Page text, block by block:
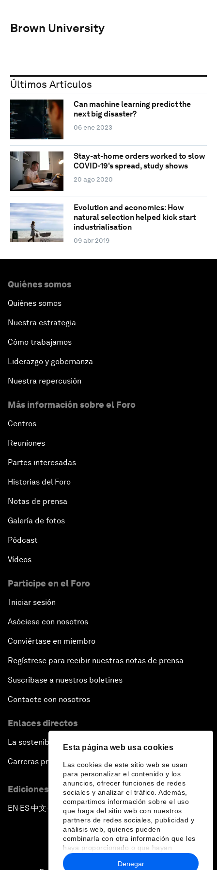
Esta página web usa cookies
Las cookies de este sitio web se usan
para personalizar el contenido y los
anuncios, ofrecer funciones de redes
sociales y analizar el tráfico. Además,
compartimos información sobre el uso
que haga del sitio web con nuestros
partners de redes sociales, publicidad y
análisis web, quienes pueden
combinarla con otra información que les
haya proporcionado o que hayan
recopilado a partir del uso que haya
hecho de sus servicios.
Denegar
Brown University
Últimos Artículos
Can machine learning predict the
next big disaster?
06 ene 2023
Stay-at-home orders worked to slow
COVID-19's spread, study shows
20 ago 2020
Evolution and economics: How
natural selection helped kick start
industrialisation
09 abr 2019
Quiénes somos
Quiénes somos
Nuestra estrategia
Cómo trabajamos
Liderazgo y gobernanza
Nuestra repercusión
Más información sobre el Foro
Centros
Reuniones
Partes interesadas
Historias del Foro
Notas de prensa
Galería de fotos
Pódcast
Vídeos
Participe en el Foro
Iniciar sesión
Asóciese con nosotros
Conviértase en miembro
Regístrese para recibir nuestras notas de prensa
Suscríbase a nuestros boletines
Contacte con nosotros
Enlaces directos
La sostenibilidad en el Foro
Carreras profesionales
Ediciones en otros idiomas
EN ▪ES▪中文▪ 日本語